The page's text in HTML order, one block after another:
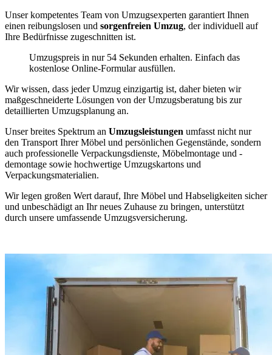
Unser kompetentes Team von Umzugsexperten garantiert Ihnen
einen reibungslosen und sorgenfreien Umzug, der individuell auf
Ihre Bedürfnisse zugeschnitten ist.
Umzugspreis in nur 54 Sekunden erhalten. Einfach das
kostenlose Online-Formular ausfüllen.
Wir wissen, dass jeder Umzug einzigartig ist, daher bieten wir
maßgeschneiderte Lösungen von der Umzugsberatung bis zur
detaillierten Umzugsplanung an.
Unser breites Spektrum an Umzugsleistungen umfasst nicht nur
den Transport Ihrer Möbel und persönlichen Gegenstände, sondern
auch professionelle Verpackungsdienste, Möbelmontage und -
demontage sowie hochwertige Umzugskartons und
Verpackungsmaterialien.
Wir legen großen Wert darauf, Ihre Möbel und Habseligkeiten sicher
und unbeschädigt an Ihr neues Zuhause zu bringen, unterstützt
durch unsere umfassende Umzugsversicherung.